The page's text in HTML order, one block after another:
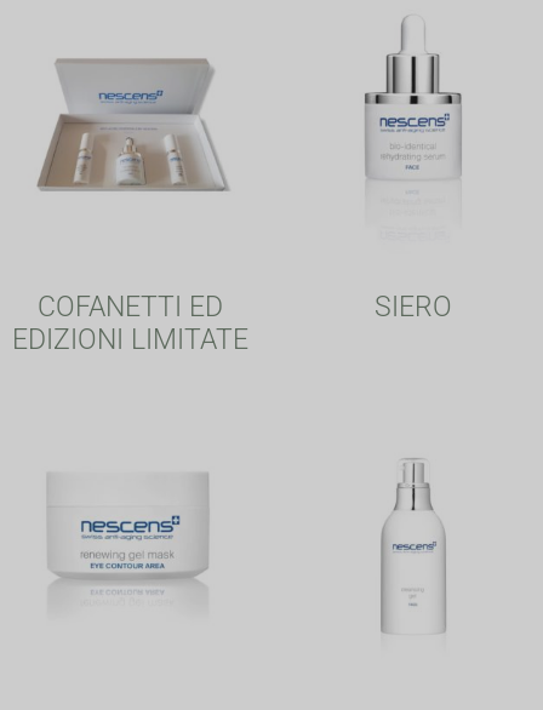
COFANETTI ED
EDIZIONI LIMITATE
SIERO